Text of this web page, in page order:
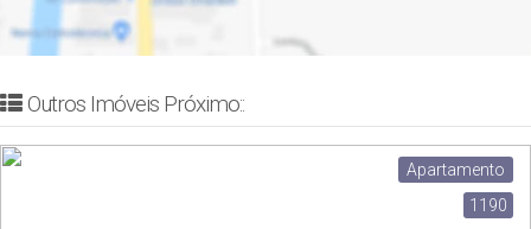
Outros Imóveis Próximo::
Apartamento
1190